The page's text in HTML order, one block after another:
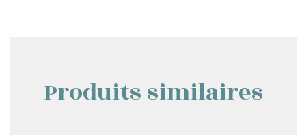
Produits similaires